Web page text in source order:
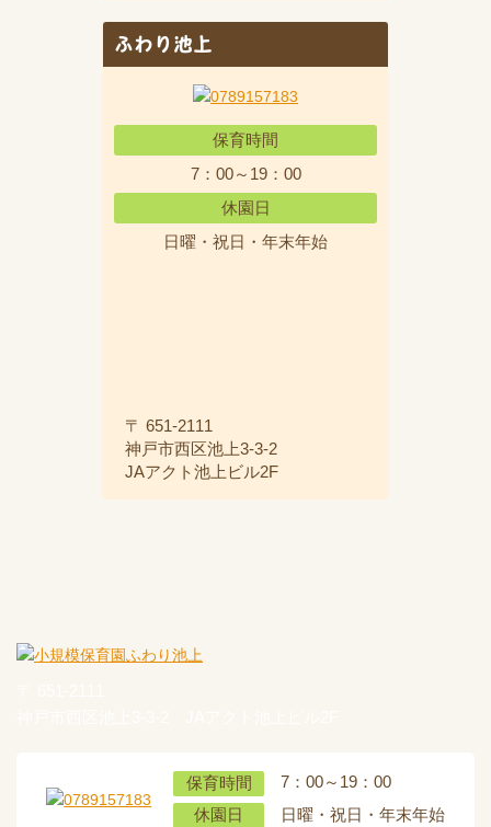
ふわり池上
保育時間
7：00～19：00
休園日
日曜・祝日・年末年始
〒 651-2111
神戸市西区池上3-3-2
JAアクト池上ビル2F
保育時間
7：00～19：00
休園日
日曜・祝日・年末年始